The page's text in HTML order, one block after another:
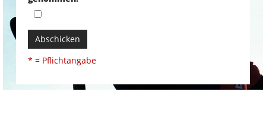
Abschicken
* = Pflichtangabe